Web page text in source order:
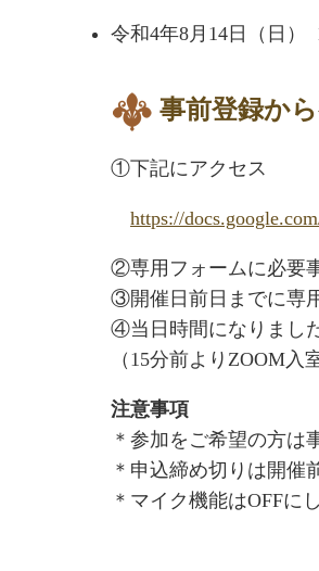
令和4年8月14日（日）
事前登録か
①下記にアクセス
https://
②専用フォームに必要
③開催日前日までに専
④当日時間になりまし
（15分前よりZOOM入
注意事項
＊参加をご希望の方は
＊申込締め切りは開催
＊マイク機能はOFFに